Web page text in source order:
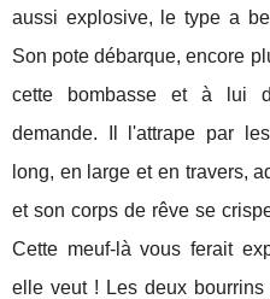
aussi explosive, le type a
Son pote débarque, encore
cette bombasse et à lui
demande. Il l'attrape par
long, en large et en travers,
et son corps de rêve se
Cette meuf-là vous ferait
elle veut ! Les deux